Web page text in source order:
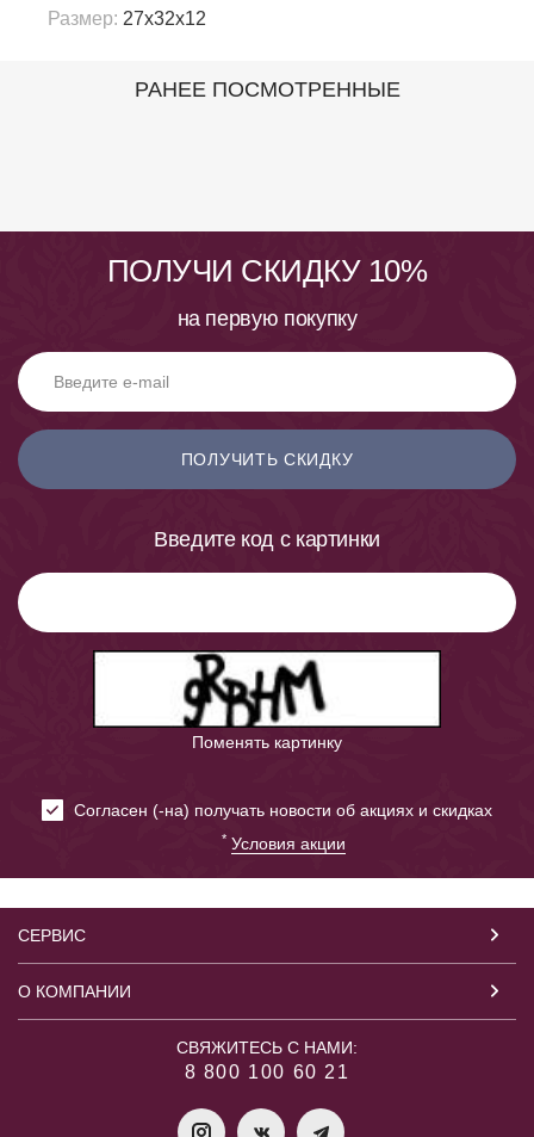
Размер: 27х32х12
РАНЕЕ ПОСМОТРЕННЫЕ
ПОЛУЧИ СКИДКУ 10%
на первую покупку
ПОЛУЧИТЬ СКИДКУ
Введите код с картинки
Поменять картинку
Cогласен (-на) получать новости об акциях и скидках
* Условия акции
СЕРВИС
О КОМПАНИИ
СВЯЖИТЕСЬ С НАМИ:
8 800 100 60 21